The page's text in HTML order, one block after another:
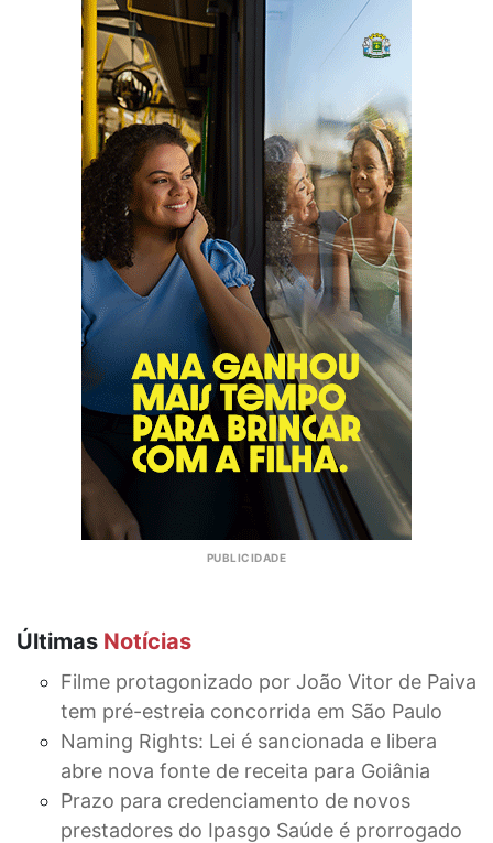
Últimas Notícias
Filme protagonizado por João Vitor de Paiva
tem pré-estreia concorrida em São Paulo
Naming Rights: Lei é sancionada e libera
abre nova fonte de receita para Goiânia
Prazo para credenciamento de novos
prestadores do Ipasgo Saúde é prorrogado